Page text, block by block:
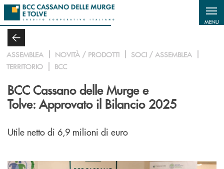
Salta al contenuto principale
MENU
ASSEMBLEA NOVITÀ / PRODOTTI
SOCI / ASSEMBLEA
TERRITORIO
BCC
BCC Cassano delle Murge e
Tolve: Approvato il Bilancio 2025
Utile netto di 6,9 milioni di euro